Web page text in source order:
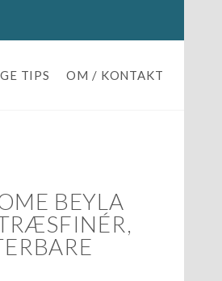
TIPS OM / KONTAKT
BEYLA